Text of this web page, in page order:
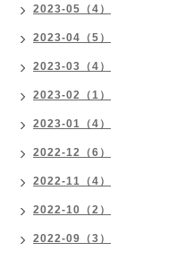
2023-05（4）
2023-04（5）
2023-03（4）
2023-02（1）
2023-01（4）
2022-12（6）
2022-11（4）
2022-10（2）
2022-09（3）